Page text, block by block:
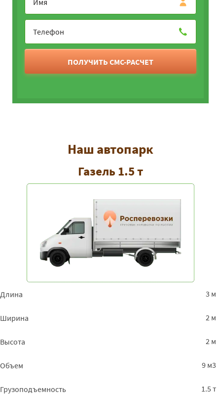
ПОЛУЧИТЬ СМС-РАСЧЕТ
Наш автопарк
Газель 1.5 т
Длина 3 м
Ширина 2 м
Высота 2 м
Объем 9 м3
Грузоподъемность
1.5 т